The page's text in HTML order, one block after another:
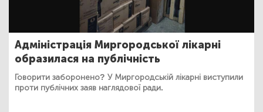
Адміністрація Миргородської лікарні
образилася на публічність
Говорити заборонено? У Миргородській лікарні виступили
проти публічних заяв наглядової ради.